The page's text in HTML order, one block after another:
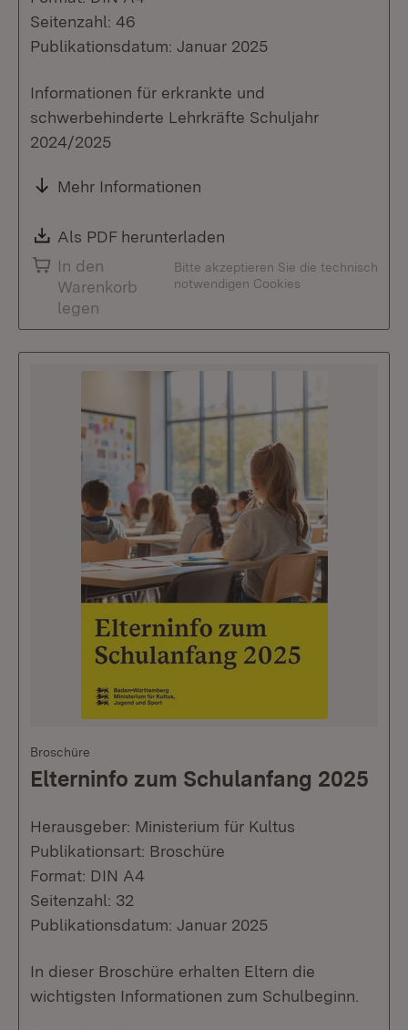
Seitenzahl: 46
Publikationsdatum: Januar 2025
Informationen für erkrankte und
schwerbehinderte Lehrkräfte Schuljahr
2024/2025
Mehr Informationen
Download:
Als PDF herunterladen
In den
Warenkorb
legen
Bitte akzeptieren Sie die technisch
notwendigen Cookies
Broschüre
Elterninfo zum Schulanfang 2025
Herausgeber: Ministerium für Kultus
Publikationsart: Broschüre
Format: DIN A4
Seitenzahl: 32
Publikationsdatum: Januar 2025
In dieser Broschüre erhalten Eltern die
wichtigsten Informationen zum Schulbeginn.